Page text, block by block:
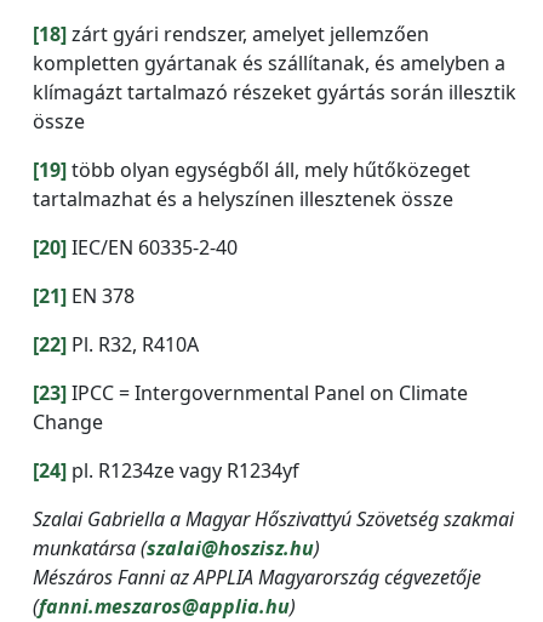
[18]zárt gyári rendszer, amelyet jellemzően
kompletten gyártanak és szállítanak, és amelyben a
klímagázt tartalmazó részeket gyártás során illesztik
össze
[19]több olyan egységből áll, mely hűtőközeget
tartalmazhat és a helyszínen illesztenek össze
[20]IEC/EN 60335-2-40
[21] EN 378
[22] Pl. R32, R410A
[23]IPCC = Intergovernmental Panel on Climate
Change
[24] pl. R1234ze vagy R1234yf
Szalai Gabriella a Magyar Hőszivattyú Szövetség szakmai
munkatársa (szalai@hoszisz.hu)
Mészáros Fanni az APPLIA Magyarország cégvezetője
(fanni.meszaros@applia.hu)